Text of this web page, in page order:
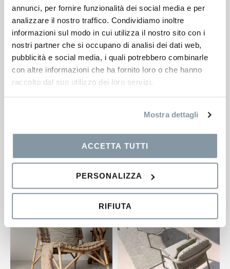
annunci, per fornire funzionalità dei social media e per
analizzare il nostro traffico. Condividiamo inoltre
informazioni sul modo in cui utilizza il nostro sito con i
nostri partner che si occupano di analisi dei dati web,
pubblicità e social media, i quali potrebbero combinarle
con altre informazioni che ha fornito loro o che hanno
raccolto dal suo utilizzo dei loro servizi.
Mostra dettagli
ACCETTA TUTTI
PERSONALIZZA
RIFIUTA
Aloha Presley